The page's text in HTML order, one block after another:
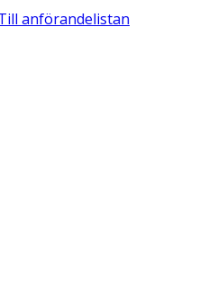
anförandelistan